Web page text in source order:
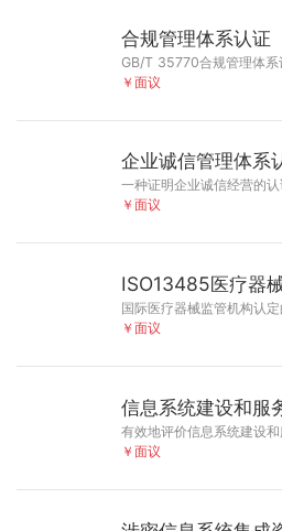
合规管理体系认证
￥面议
企业诚信管理体系
一种证明企业诚信经营的
￥面议
ISO13485医疗器
国际医疗器械监管机构认
￥面议
￥面议